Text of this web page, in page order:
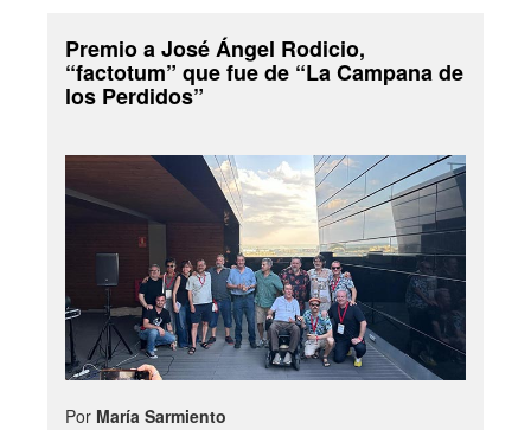
Premio a José Ángel Rodicio,
“factotum” que fue de “La Campana de
los Perdidos”
Por María Sarmiento